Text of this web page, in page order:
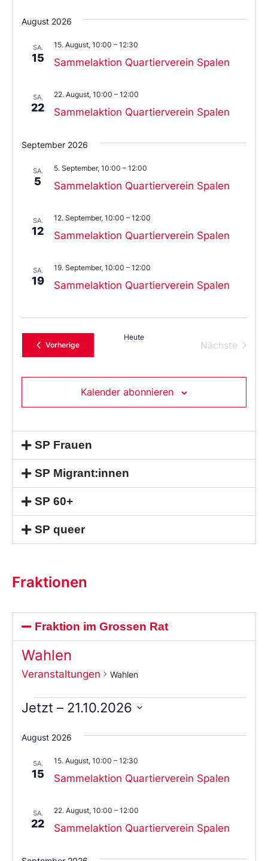
Sie
das
aus.
August 2026
SA.
15 Sammelaktion Quartierverein Spalen
15. August, 10:00 – 12:30
SA.
22 Sammelaktion Quartierverein Spalen
22. August, 10:00 – 12:00
September 2026
SA.
5 Sammelaktion Quartierverein Spalen
5. September, 10:00 – 12:00
SA.
12 Sammelaktion Quartierverein Spalen
12. September, 10:00 – 12:00
SA.
19 Sammelaktion Quartierverein Spalen
19. September, 10:00 – 12:00
VorherigeVeranstaltungen
Heute
Nächste
Kalender abonnieren
SP Frauen
SP Migrant:innen
SP 60+
SP queer
Fraktionen
Fraktion im Grossen Rat
Wahlen
Veranstaltungen Wahlen
Jetzt – 21.10.2026
Sie
das
aus.
August 2026
SA.
15 Sammelaktion Quartierverein Spalen
15. August, 10:00 – 12:30
SA.
22 Sammelaktion Quartierverein Spalen
22. August, 10:00 – 12:00